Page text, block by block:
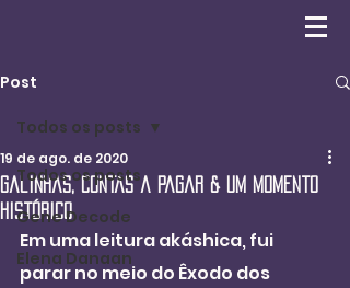
Post
Todos os posts
Gene Decode
Elena Danaan
Todos os posts
Galinhas, contas a pagar & um momento
Histórico
19 de ago. de 2020
Em uma leitura akáshica, fui
parar no meio do Êxodo dos